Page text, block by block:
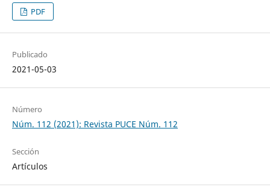
PDF
Publicado
2021-05-03
Número
Núm. 112 (2021): Revista PUCE Núm. 112
Sección
Artículos